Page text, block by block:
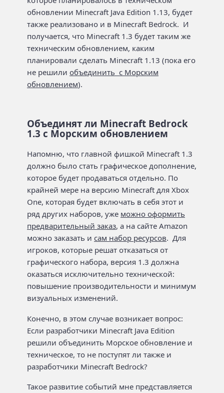
обновлении Minecraft Java Edition 1.13, будет
также реализовано и в Minecraft Bedrock. И
получается, что Minecraft 1.3 будет таким же
техническим обновлением, каким
планировали сделать Minecraft 1.13 (пока его
не решили объединить с Морским
обновлением).
Объединят ли Minecraft Bedrock
1.3 с Морским обновлением
Напомню, что главной фишкой Minecraft 1.3
должно было стать графическое дополнение,
которое будет продаваться отдельно. По
крайней мере на версию Minecraft для Xbox
One, которая будет включать в себя этот и
ряд других наборов, уже можно оформить
предварительный заказ, а на сайте Amazon
можно заказать и сам набор ресурсов. Для
игроков, которые решат отказаться от
графического набора, версия 1.3 должна
оказаться исключительно технической:
повышение производительности и минимум
визуальных изменений.
Конечно, в этом случае возникает вопрос:
Если разработчики Minecraft Java Edition
решили объединить Морское обновление и
техническое, то не поступят ли также и
разработчики Minecraft Bedrock?
Такое развитие событий мне представляется